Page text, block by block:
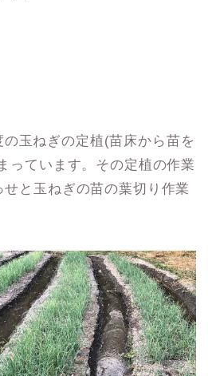
玉ねぎの定植(苗床から苗を
っています。その定植の作業
と玉ねぎの苗の葉切り作業